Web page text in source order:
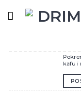
kafu i